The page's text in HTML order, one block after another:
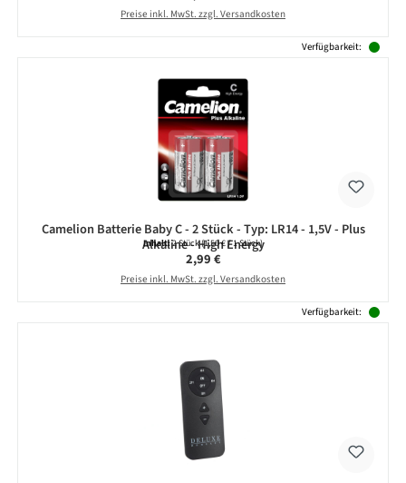
Preise inkl. MwSt. zzgl. Versandkosten
Verfügbarkeit:
Camelion Batterie Baby C - 2 Stück - Typ: LR14 - 1,5V - Plus
Alkaline - High Energy
Inhalt:2 Stück(1,50 € / 1 Stück)
Regulärer Preis:
2,99 €
Preise inkl. MwSt. zzgl. Versandkosten
Verfügbarkeit: